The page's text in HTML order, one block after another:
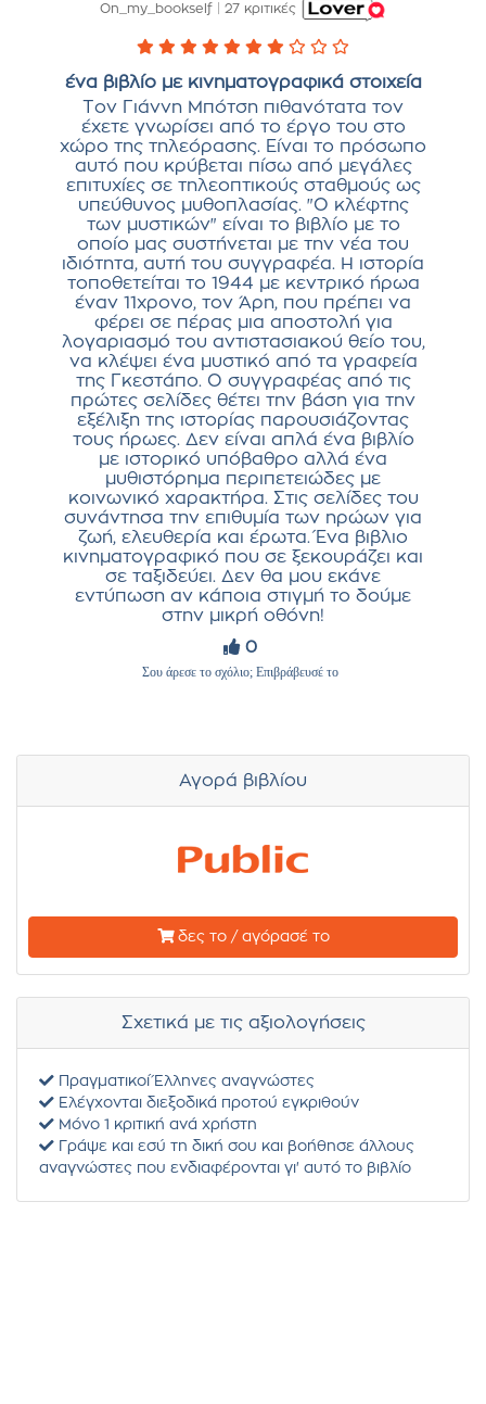
On_my_bookself| 27 κριτικές
ένα βιβλίο με κινηματογραφικά στοιχεία
Τον Γιάννη Μπότση πιθανότατα τον
έχετε γνωρίσει από το έργο του στο
χώρο της τηλεόρασης. Είναι το πρόσωπο
αυτό που κρύβεται πίσω από μεγάλες
επιτυχίες σε τηλεοπτικούς σταθμούς ως
υπεύθυνος μυθοπλασίας. "Ο κλέφτης
των μυστικών" είναι το βιβλίο με το
οποίο μας συστήνεται με την νέα του
ιδιότητα, αυτή του συγγραφέα. Η ιστορία
τοποθετείται το 1944 με κεντρικό ήρωα
έναν 11χρονο, τον Άρη, που πρέπει να
φέρει σε πέρας μια αποστολή για
λογαριασμό του αντιστασιακού θείο του,
να κλέψει ένα μυστικό από τα γραφεία
της Γκεστάπο. Ο συγγραφέας από τις
πρώτες σελίδες θέτει την βάση για την
εξέλιξη της ιστορίας παρουσιάζοντας
τους ήρωες. Δεν είναι απλά ένα βιβλίο
με ιστορικό υπόβαθρο αλλά ένα
μυθιστόρημα περιπετειώδες με
κοινωνικό χαρακτήρα. Στις σελίδες του
συνάντησα την επιθυμία των ηρώων για
ζωή, ελευθερία και έρωτα. Ένα βιβλιο
κινηματογραφικό που σε ξεκουράζει και
σε ταξιδεύει. Δεν θα μου εκάνε
εντύπωση αν κάποια στιγμή το δούμε
στην μικρή οθόνη!
0
Σου άρεσε το σχόλιο; Επιβράβευσέ το
Αγορά βιβλίου
δες το / αγόρασέ το
Σχετικά με τις αξιολογήσεις
Πραγματικοί Έλληνες αναγνώστες
Ελέγχονται διεξοδικά προτού εγκριθούν
Μόνο 1 κριτική ανά χρήστη
Γράψε και εσύ τη δική σου και βοήθησε άλλους
αναγνώστες που ενδιαφέρονται γι' αυτό το βιβλίο